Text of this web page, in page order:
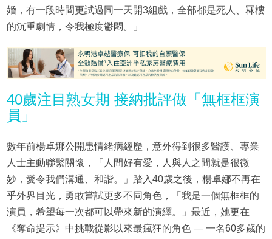
婚，有一段時間更試過同一天開3組戲，全部都是死人、冧樓
的沉重劇情，令我極度鬱悶。」
40歲注目熟女期 接納批評做「無框框演
員」
數年前楊卓娜公開患情緒病經歷，意外得到很多醫護、專業
人士主動聯繫關懷，「人間好有愛，人與人之間就是很微
妙，愛令我們溝通、和諧。」踏入40歲之後，楊卓娜不再在
乎外界目光，勇敢嘗試更多不同角色，「我是一個無框框的
演員，希望每一次都可以帶來新的演繹。」最近，她更在
《奪命提示》中挑戰從影以來最瘋狂的角色 — 一名60多歲的